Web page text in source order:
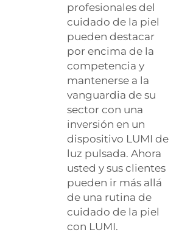
profesionales del
cuidado de la piel
pueden destacar
por encima de la
competencia y
mantenerse a la
vanguardia de su
sector con una
inversión en un
dispositivo LUMI de
luz pulsada. Ahora
usted y sus clientes
pueden ir más allá
de una rutina de
cuidado de la piel
con LUMI.